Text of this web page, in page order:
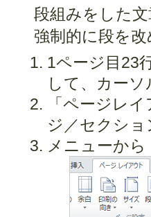
段組みをした
強制的に段を
1ページ目23
して、カー
「ページレ
ジ／セクシ
メニューか